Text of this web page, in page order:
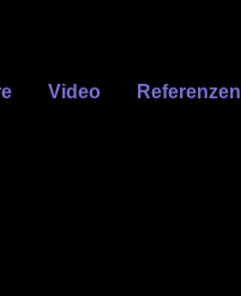
Video Referenzen